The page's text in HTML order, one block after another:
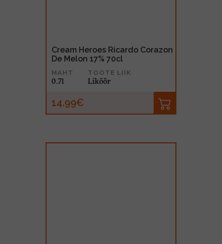
Cream Heroes Ricardo Corazon
De Melon 17% 70cl
MAHT
0.7l
TOOTE LIIK
Liköör
14.99€